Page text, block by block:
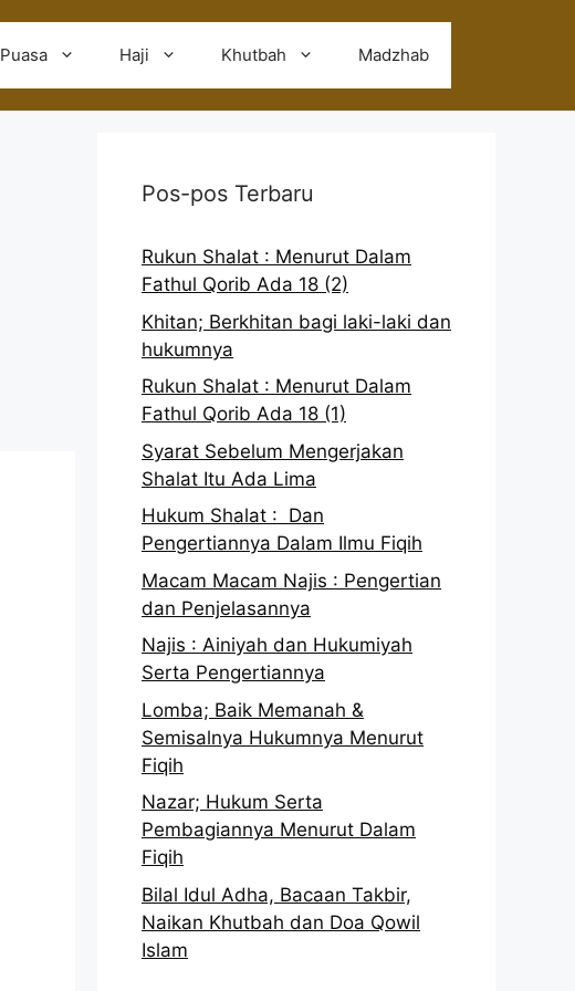
Puasa Haji Khutbah Madzhab
Pos-pos Terbaru
Rukun Shalat : Menurut Dalam
Fathul Qorib Ada 18 (2)
Khitan; Berkhitan bagi laki-laki dan
hukumnya
Rukun Shalat : Menurut Dalam
Fathul Qorib Ada 18 (1)
Syarat Sebelum Mengerjakan
Shalat Itu Ada Lima
Hukum Shalat : Dan
Pengertiannya Dalam Ilmu Fiqih
Macam Macam Najis : Pengertian
dan Penjelasannya
Najis : Ainiyah dan Hukumiyah
Serta Pengertiannya
Lomba; Baik Memanah &
Semisalnya Hukumnya Menurut
Fiqih
Nazar; Hukum Serta
Pembagiannya Menurut Dalam
Fiqih
Bilal Idul Adha, Bacaan Takbir,
Naikan Khutbah dan Doa Qowil
Islam